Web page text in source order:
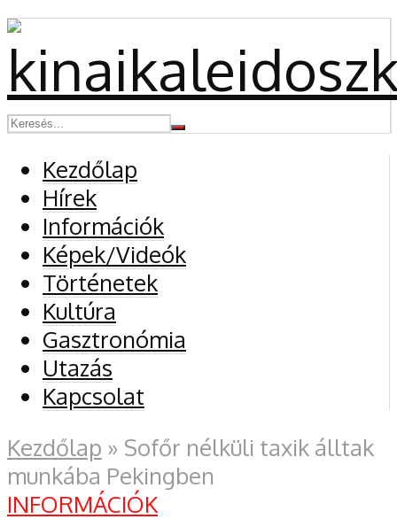
Kezdőlap
Hírek
Információk
Képek/Videók
Történetek
Kultúra
Gasztronómia
Utazás
Kapcsolat
Kezdőlap » Sofőr nélküli taxik álltak
munkába Pekingben
INFORMÁCIÓK